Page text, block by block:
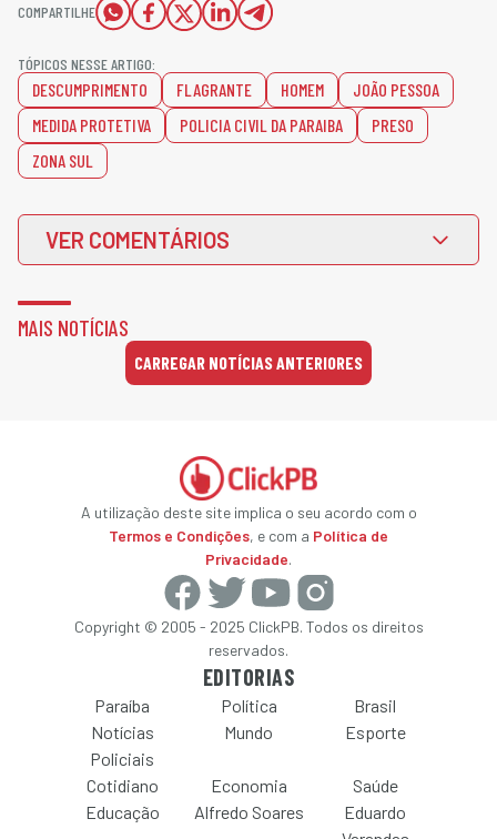
COMPARTILHE
TÓPICOS NESSE ARTIGO:
DESCUMPRIMENTO FLAGRANTE HOMEM
JOÃO PESSOA
MEDIDA PROTETIVA
POLICIA CIVIL DA PARAIBA
PRESO
ZONA SUL
VER COMENTÁRIOS
MAIS NOTÍCIAS
CARREGAR NOTÍCIAS ANTERIORES
A utilização deste site implica o seu acordo com o
Termos e Condições, e com a Política de
Privacidade.
Copyright © 2005 - 2025 ClickPB. Todos os direitos
reservados.
EDITORIAS
Paraíba Política
Brasil
Notícias
Policiais
Mundo Esporte
Cotidiano Economia
Saúde
Educação
Alfredo Soares
Eduardo